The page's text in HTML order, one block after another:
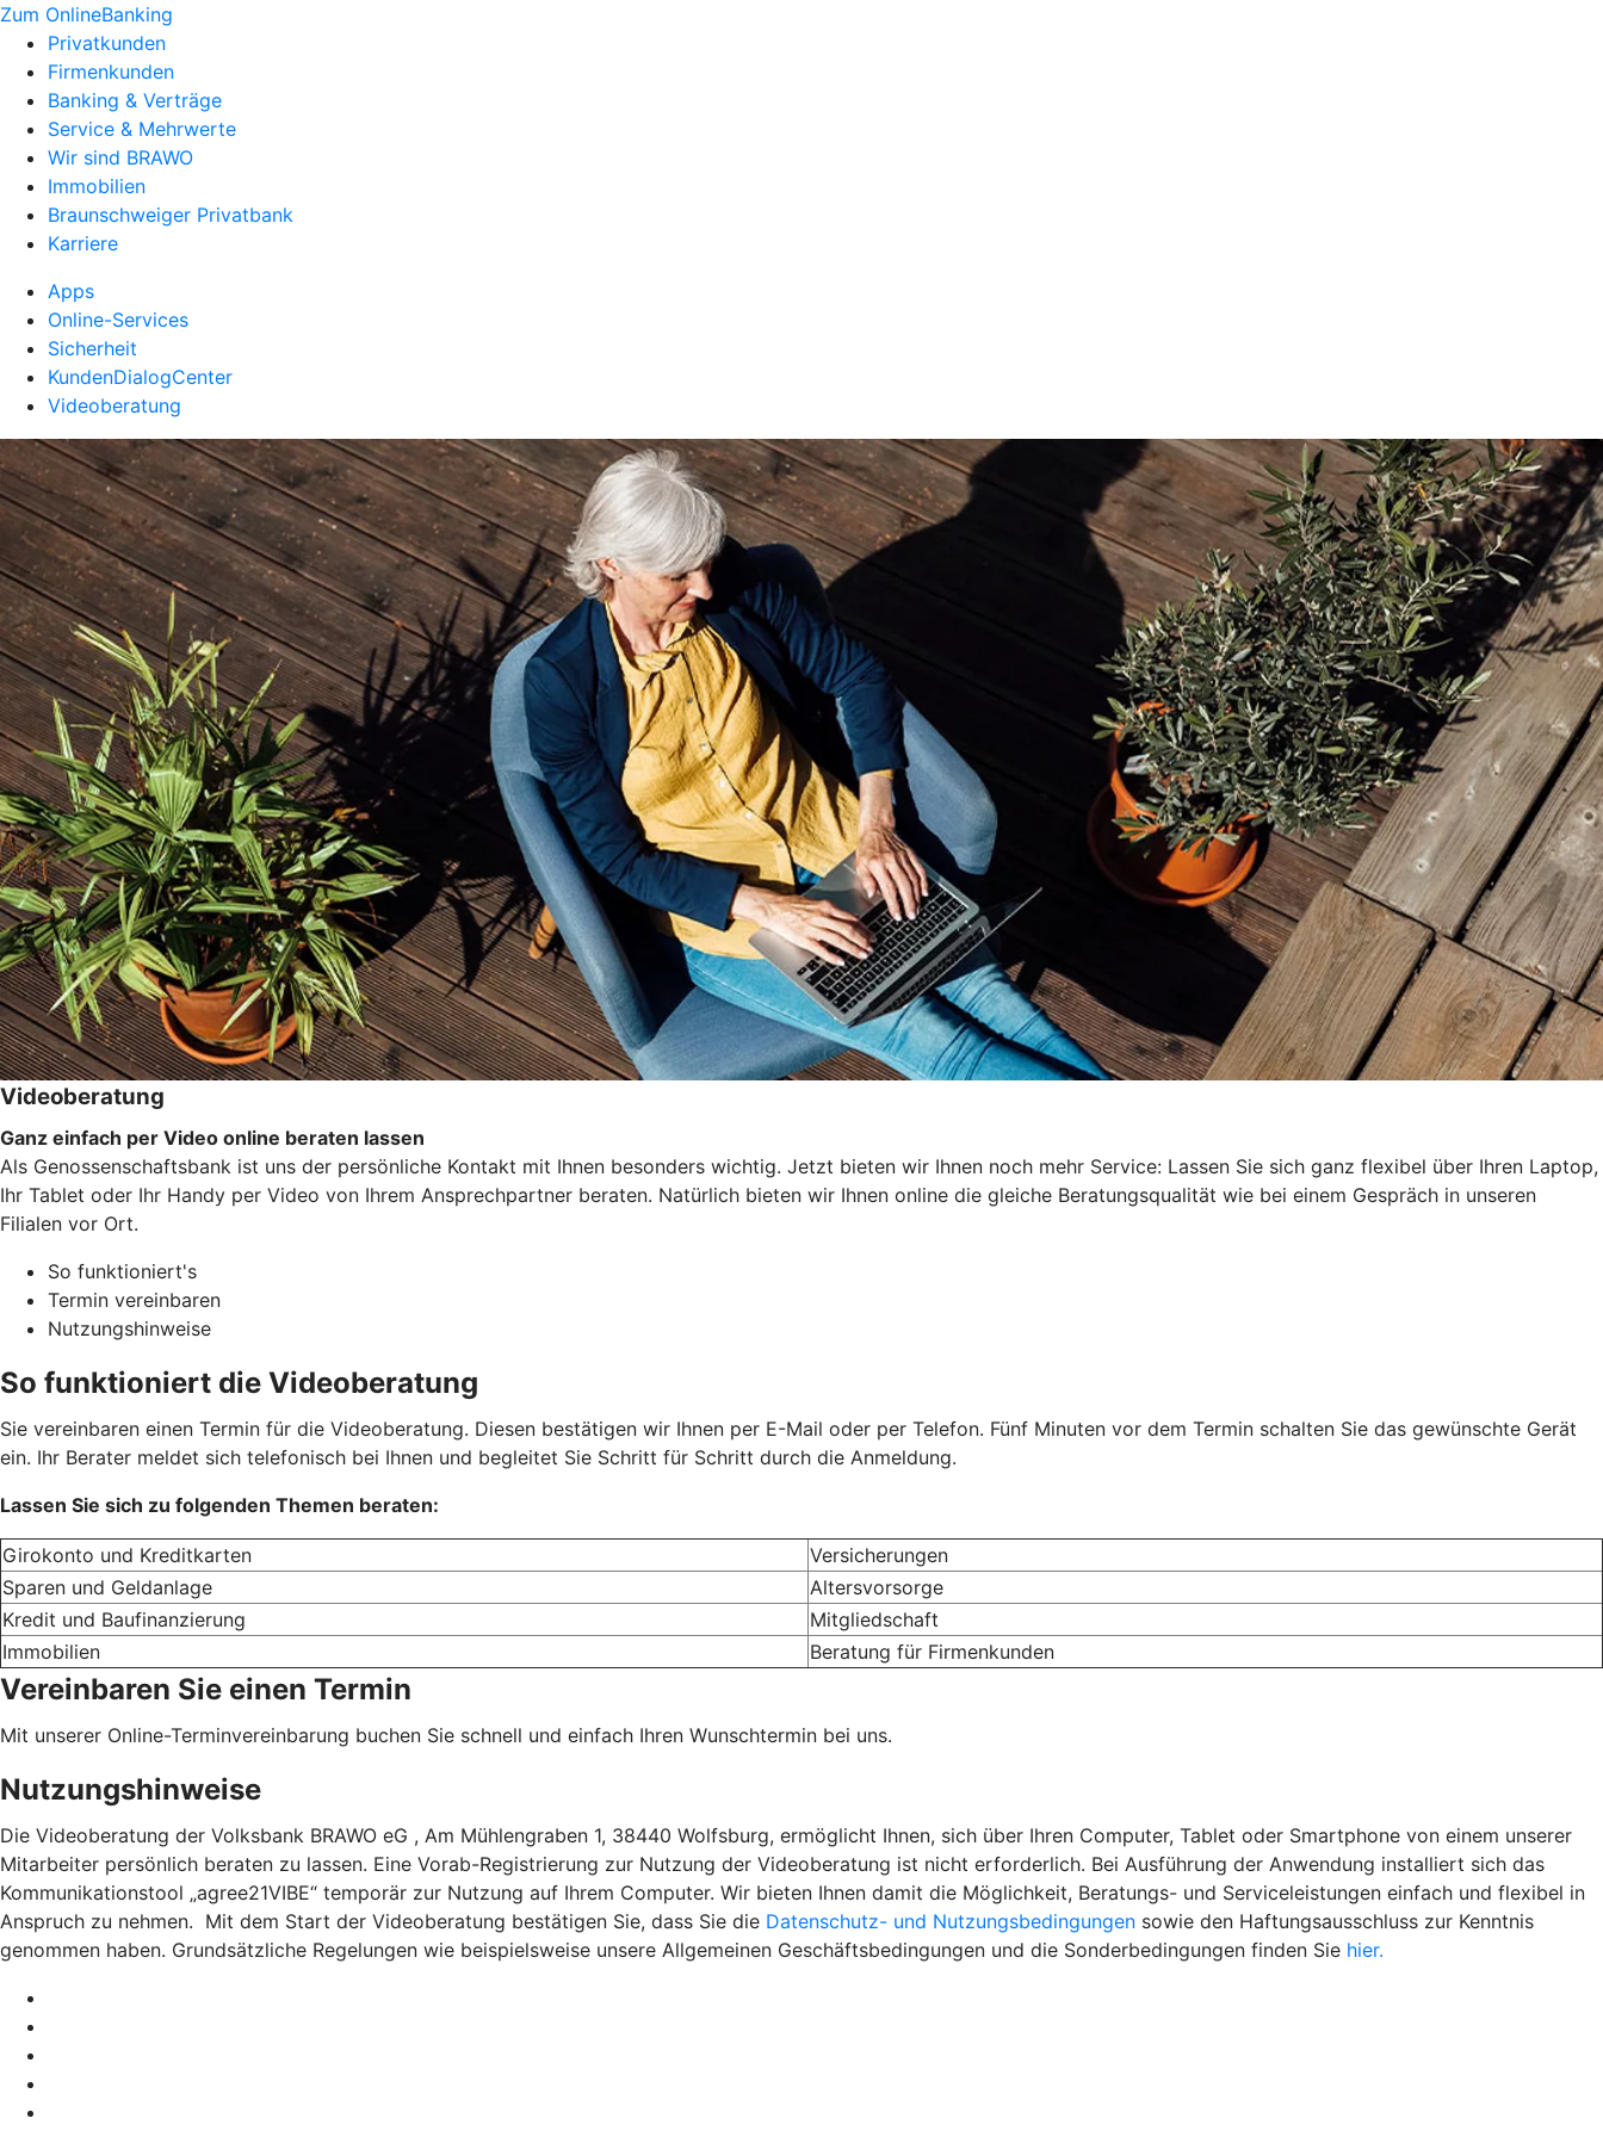
Zum OnlineBanking
Privatkunden
Firmenkunden
Banking & Verträge
Service & Mehrwerte
Wir sind BRAWO
Immobilien
Braunschweiger Privatbank
Karriere
Apps
Online-Services
Sicherheit
KundenDialogCenter
Videoberatung
Videoberatung
Ganz einfach per Video online beraten lassen
Als Genossenschaftsbank ist uns der persönliche Kontakt mit Ihnen besonders wichtig. Jetzt bieten wir Ihnen noch mehr Service: Lassen Sie sich ganz flexibel über Ihren Laptop,
Ihr Tablet oder Ihr Handy per Video von Ihrem Ansprechpartner beraten. Natürlich bieten wir Ihnen online die gleiche Beratungsqualität wie bei einem Gespräch in unseren
Filialen vor Ort.
So funktioniert's
Termin vereinbaren
Nutzungshinweise
So funktioniert die Videoberatung
Sie vereinbaren einen Termin für die Videoberatung. Diesen bestätigen wir Ihnen per E-Mail oder per Telefon. Fünf Minuten vor dem Termin schalten Sie das gewünschte Gerät
ein. Ihr Berater meldet sich telefonisch bei Ihnen und begleitet Sie Schritt für Schritt durch die Anmeldung.
Lassen Sie sich zu folgenden Themen beraten:
Girokonto und Kreditkarten
Versicherungen
Sparen und Geldanlage
Altersvorsorge
Kredit und Baufinanzierung
Mitgliedschaft
Immobilien
Beratung für Firmenkunden
Vereinbaren Sie einen Termin
Mit unserer Online-Terminvereinbarung buchen Sie schnell und einfach Ihren Wunschtermin bei uns.
Nutzungshinweise
Die Videoberatung der Volksbank BRAWO eG , Am Mühlengraben 1, 38440 Wolfsburg, ermöglicht Ihnen, sich über Ihren Computer, Tablet oder Smartphone von einem unserer
Mitarbeiter persönlich beraten zu lassen. Eine Vorab-Registrierung zur Nutzung der Videoberatung ist nicht erforderlich. Bei Ausführung der Anwendung installiert sich das
Kommunikationstool „agree21VIBE“ temporär zur Nutzung auf Ihrem Computer. Wir bieten Ihnen damit die Möglichkeit, Beratungs- und Serviceleistungen einfach und flexibel in
Anspruch zu nehmen. Mit dem Start der Videoberatung bestätigen Sie, dass Sie die Datenschutz- und Nutzungsbedingungen sowie den Haftungsausschluss zur Kenntnis
genommen haben. Grundsätzliche Regelungen wie beispielsweise unsere Allgemeinen Geschäftsbedingungen und die Sonderbedingungen finden Sie hier.